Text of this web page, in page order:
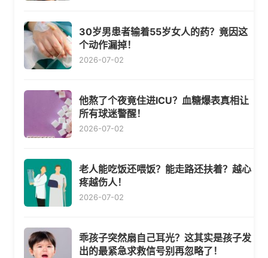
30岁男患者输着55岁女人的药？竟因这
个动作漏掉！
2026-07-02
他熬了个夜竟住进ICU？血糖爆表真相让
所有球迷警醒！
2026-07-02
老人能吃饭还喂饭？能走路还扶着？越心
疼越伤人！
2026-07-02
乖孩子突然扇自己耳光？这其实是孩子发
出的最紧急求救信号别再忽略了！